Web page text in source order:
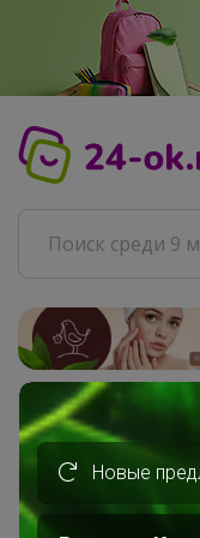
Главная
Совместные
АРХИВ СП
ДЕТСКИЕ СП
Новые